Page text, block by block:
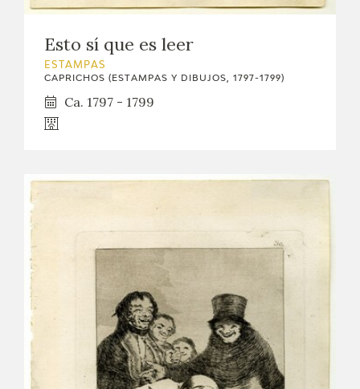
Esto sí que es leer
ESTAMPAS
CAPRICHOS (ESTAMPAS Y DIBUJOS, 1797-1799)
Ca. 1797 - 1799